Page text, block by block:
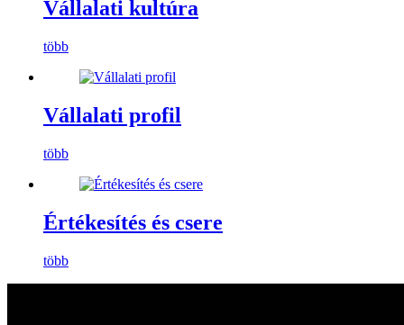
Vállalati kultúra
több
Vállalati profil
több
Értékesítés és csere
több